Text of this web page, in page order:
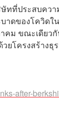
ทที่ประสบคว
ดของโควิดใ
คม ขณะเดียว
ยโครงสร้าง
after-